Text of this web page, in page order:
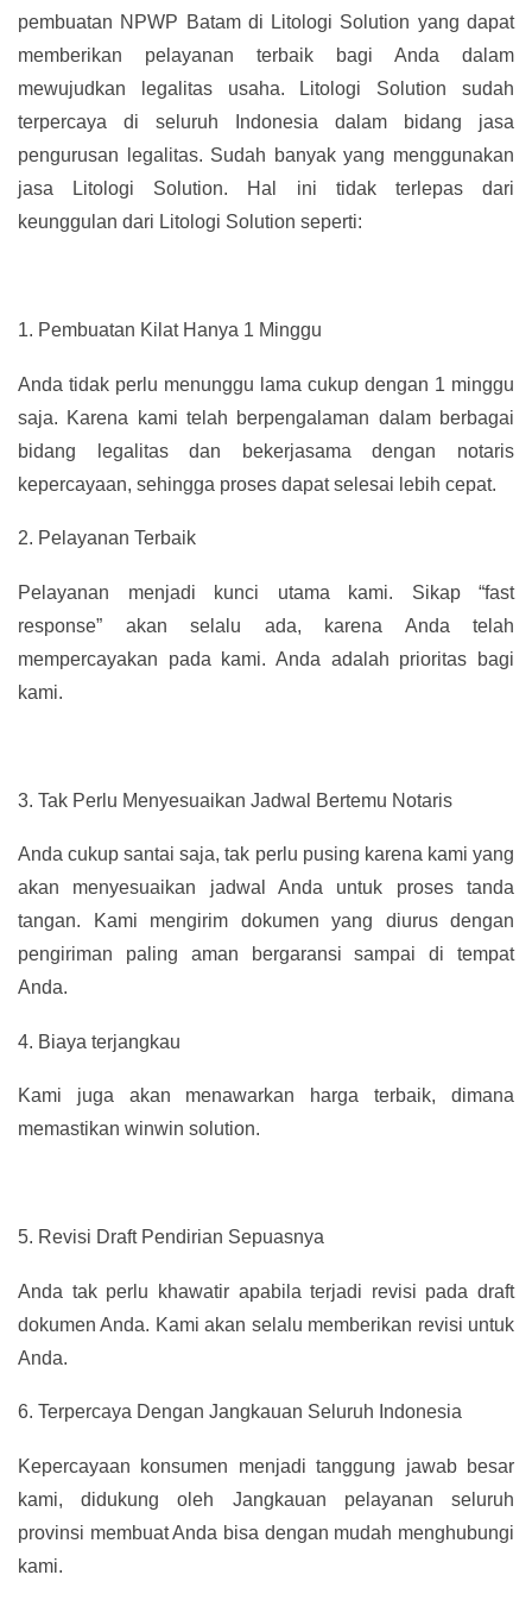
pembuatan NPWP Batam di Litologi Solution yang dapat
memberikan pelayanan terbaik bagi Anda dalam
mewujudkan legalitas usaha. Litologi Solution sudah
terpercaya di seluruh Indonesia dalam bidang jasa
pengurusan legalitas. Sudah banyak yang menggunakan
jasa Litologi Solution. Hal ini tidak terlepas dari
keunggulan dari Litologi Solution seperti:
1. Pembuatan Kilat Hanya 1 Minggu
Anda tidak perlu menunggu lama cukup dengan 1 minggu
saja. Karena kami telah berpengalaman dalam berbagai
bidang legalitas dan bekerjasama dengan notaris
kepercayaan, sehingga proses dapat selesai lebih cepat.
2. Pelayanan Terbaik
Pelayanan menjadi kunci utama kami. Sikap “fast
response” akan selalu ada, karena Anda telah
mempercayakan pada kami. Anda adalah prioritas bagi
kami.
3. Tak Perlu Menyesuaikan Jadwal Bertemu Notaris
Anda cukup santai saja, tak perlu pusing karena kami yang
akan menyesuaikan jadwal Anda untuk proses tanda
tangan. Kami mengirim dokumen yang diurus dengan
pengiriman paling aman bergaransi sampai di tempat
Anda.
4. Biaya terjangkau
Kami juga akan menawarkan harga terbaik, dimana
memastikan winwin solution.
5. Revisi Draft Pendirian Sepuasnya
Anda tak perlu khawatir apabila terjadi revisi pada draft
dokumen Anda. Kami akan selalu memberikan revisi untuk
Anda.
6. Terpercaya Dengan Jangkauan Seluruh Indonesia
Kepercayaan konsumen menjadi tanggung jawab besar
kami, didukung oleh Jangkauan pelayanan seluruh
provinsi membuat Anda bisa dengan mudah menghubungi
kami.